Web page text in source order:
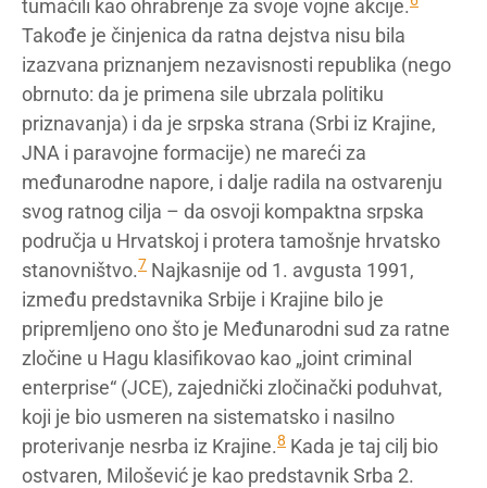
tumačili kao ohrabrenje za svoje vojne akcije.
Takođe je činjenica da ratna dejstva nisu bila
izazvana priznanjem nezavisnosti republika (nego
obrnuto: da je primena sile ubrzala politiku
priznavanja) i da je srpska strana (Srbi iz Krajine,
JNA i paravojne formacije) ne mareći za
međunarodne napore, i dalje radila na ostvarenju
svog ratnog cilja – da osvoji kompaktna srpska
područja u Hrvatskoj i protera tamošnje hrvatsko
stanovništvo.7 Najkasnije od 1. avgusta 1991,
između predstavnika Srbije i Krajine bilo je
pripremljeno ono što je Međunarodni sud za ratne
zločine u Hagu klasifikovao kao „joint criminal
enterprise“ (JCE), zajednički zločinački poduhvat,
koji je bio usmeren na sistematsko i nasilno
proterivanje nesrba iz Krajine.8 Kada je taj cilj bio
ostvaren, Milošević je kao predstavnik Srba 2.